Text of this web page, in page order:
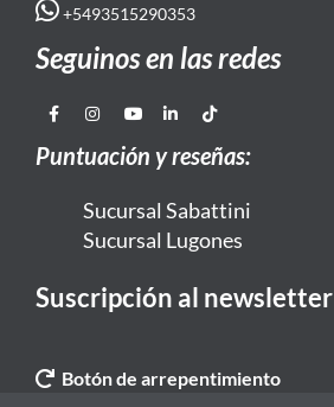
+5493515290353
Seguinos en las redes
Puntuación y reseñas:
Sucursal Sabattini
Sucursal Lugones
Suscripción al newsletter
Botón de arrepentimiento